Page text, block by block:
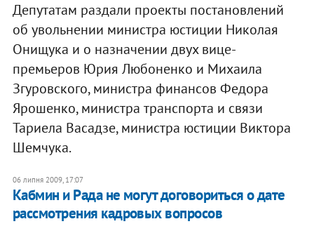
Депутатам раздали проекты постановлений
об увольнении министра юстиции Николая
Онищука и о назначении двух вице-
премьеров Юрия Любоненко и Михаила
Згуровского, министра финансов Федора
Ярошенко, министра транспорта и связи
Тариела Васадзе, министра юстиции Виктора
Шемчука.
06 липня 2009, 17:07
Кабмин и Рада не могут договориться о дате
рассмотрения кадровых вопросов